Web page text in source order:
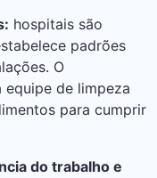
hospitais são
padrões
O
de limpeza
para cumprir
do trabalho e